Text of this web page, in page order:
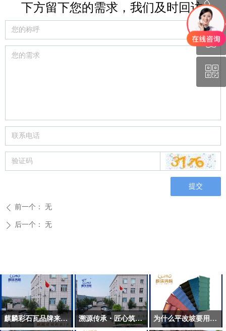
ꄴ 前一个： 无
ꄲ 后一个： 无
麒麟彩石瓦品牌来历与简介 溯源传承・匠心筑顶 —— 麒麟彩石瓦的前世今生 为什么平改坡要用彩石金属瓦
提交
下方留下您的需求，我们及时回访 回到顶部
ꂅ
130-1131-0692
ꁗ
QQꀥ